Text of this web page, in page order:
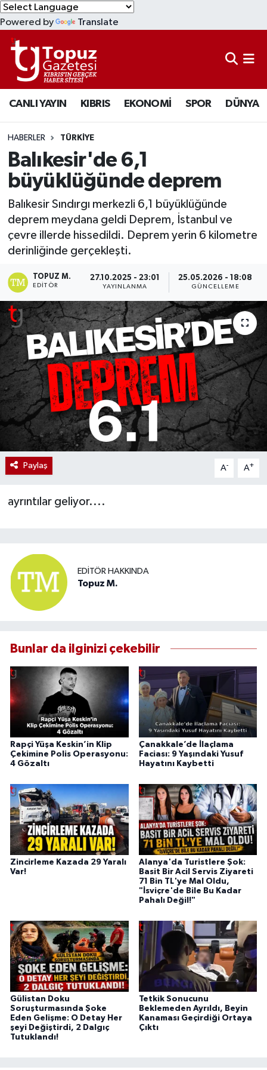
Powered by Translate
CANLI YAYIN KIBRIS EKONOMİ SPOR DÜNYA
HABERLER TÜRKİYE
Balıkesir'de 6,1
büyüklüğünde deprem
Balıkesir Sındırgı merkezli 6,1 büyüklüğünde
deprem meydana geldi Deprem, İstanbul ve
çevre illerde hissedildi. Deprem yerin 6 kilometre
derinliğinde gerçekleşti.
TOPUZ M.
EDITÖR
27.10.2025 - 23:01
YAYINLANMA
25.05.2026 - 18:08
GÜNCELLEME
Paylaş A- A+
ayrıntılar geliyor....
EDITÖR HAKKINDA
Topuz M.
Bunlar da ilginizi çekebilir
Rapçi Yüşa Keskin’in Klip
Çekimine Polis Operasyonu:
4 Gözaltı
Çanakkale’de İlaçlama
Faciası: 9 Yaşındaki Yusuf
Hayatını Kaybetti
Zincirleme Kazada 29 Yaralı
Var!
Alanya'da Turistlere Şok:
Basit Bir Acil Servis Ziyareti
71 Bin TL'ye Mal Oldu,
"İsviçre'de Bile Bu Kadar
Pahalı Değil!"
Gülistan Doku
Soruşturmasında Şoke
Eden Gelişme: O Detay Her
şeyi Değiştirdi, 2 Dalgıç
Tutuklandı!
Tetkik Sonucunu
Beklemeden Ayrıldı, Beyin
Kanaması Geçirdiği Ortaya
Çıktı
KIBRIS
DÜNYA
EKONOMİ
MAGAZİN
SAĞLIK
SPOR
TEKNOLOJİ
TÜRKİYE
Lefkoşa Nöbetçi Eczaneler
Lefkoşa Hava Durumu
Lefkoşa Trafik Yoğunluk Haritası
Süper Lig Puan Durumu ve Fikstür
Tüm Manşetler
Son Dakika Haberleri
Haber Arşivi